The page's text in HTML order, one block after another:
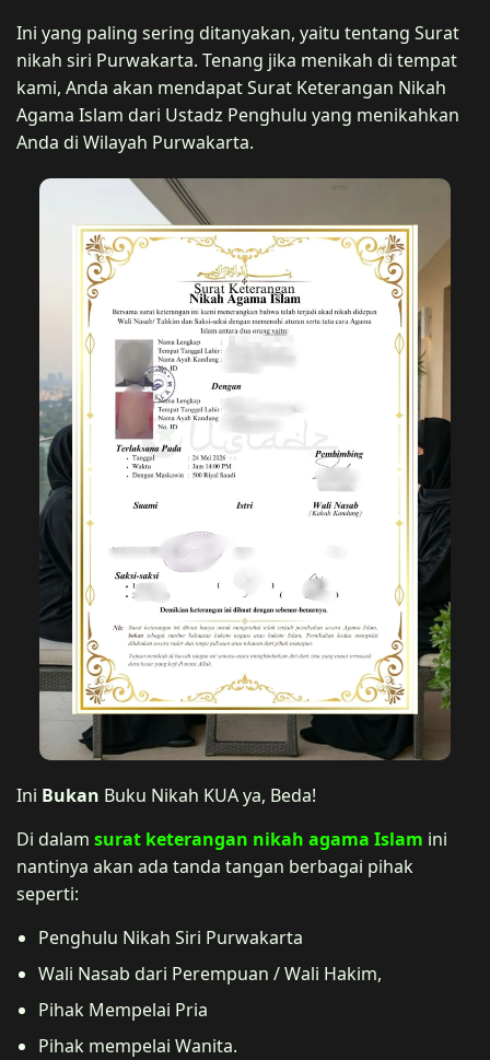
Ini yang paling sering ditanyakan, yaitu tentang Surat
nikah siri Purwakarta. Tenang jika menikah di tempat
kami, Anda akan mendapat Surat Keterangan Nikah
Agama Islam dari Ustadz Penghulu yang menikahkan
Anda di Wilayah Purwakarta.
Ini Bukan Buku Nikah KUA ya, Beda!
Di dalam surat keterangan nikah agama Islam ini
nantinya akan ada tanda tangan berbagai pihak
seperti:
Penghulu Nikah Siri Purwakarta
Wali Nasab dari Perempuan / Wali Hakim,
Pihak Mempelai Pria
Pihak mempelai Wanita.